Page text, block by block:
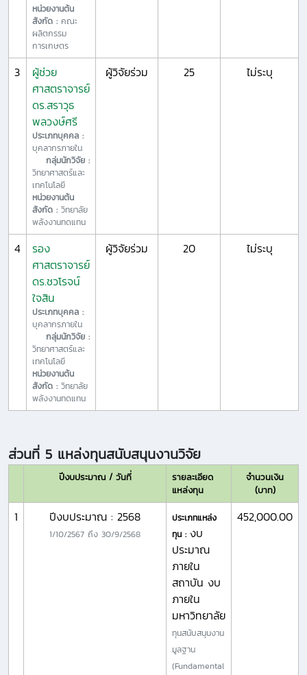
หน่วยงานต้น
สังกัด : คณะ
ผลิตกรรม
การเกษตร
3
ผู้ช่วย
ศาสตราจารย์
ดร.สราวุธ
พลวงษ์ศรี
ประเภทบุคคล :
บุคลากรภายใน
กลุ่มนักวิจัย :
วิทยาศาสตร์และ
เทคโนโลยี
หน่วยงานต้น
สังกัด : วิทยาลัย
พลังงานทดแทน
ผู้วิจัยร่วม 25 ไม่ระบุ
4
รอง
ศาสตราจารย์
ดร.ชวโรจน์
ใจสิน
ประเภทบุคคล :
บุคลากรภายใน
กลุ่มนักวิจัย :
วิทยาศาสตร์และ
เทคโนโลยี
หน่วยงานต้น
สังกัด : วิทยาลัย
พลังงานทดแทน
ผู้วิจัยร่วม 20 ไม่ระบุ
ส่วนที่ 5 แหล่งทุนสนับสนุนงานวิจัย
ปีงบประมาณ / วันที่
รายละเอียด
แหล่งทุน
จำนวนเงิน
(บาท)
1 ปีงบประมาณ : 2568
1/10/2567 ถึง 30/9/2568
ประเภทแหล่ง
ทุน : งบ
ประมาณ
ภายใน
สถาบัน งบ
ภายใน
มหาวิทยาลัย
ทุนสนับสนุนงาน
มูลฐาน
(Fundamental
452,000.00